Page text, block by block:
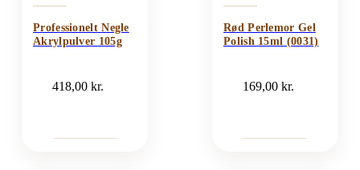
Professionelt Negle
Akrylpulver 105g
418,00kr.
Rød Perlemor Gel
Polish 15ml (0031)
169,00kr.